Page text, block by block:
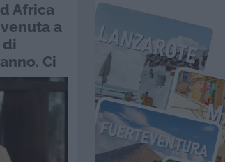
Africa
a
di
Ci